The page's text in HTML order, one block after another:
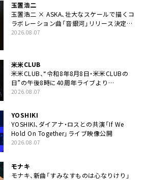
玉置浩二
玉置浩二 × ASKA、壮大なスケールで描くコ
ラボレーション曲「音銀河」リリース決定。
カップリングには新曲「命の宿り」収録も
2026.08.07
米米CLUB
米米CLUB、“令和8年8月8日・米米CLUBの
日”の午後8時に40周年ライブより
「FANtachy medley」を88年限定公開
2026.08.07
YOSHIKI
YOSHIKI、ダイアナ・ロスとの共演「If We
Hold On Together」ライブ映像公開
2026.08.07
モナキ
モナキ、新曲「すみなすものは心なりけり」